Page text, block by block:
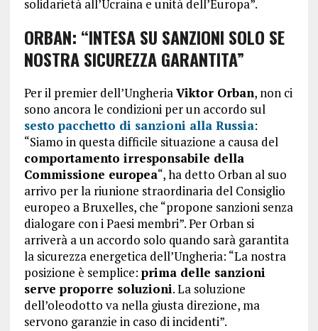
solidarietà all’Ucraina e unità dell’Europa”.
ORBAN: “INTESA SU SANZIONI SOLO SE
NOSTRA SICUREZZA GARANTITA”
Per il premier dell’UngheriaViktor Orban, non ci
sono ancora le condizioni per un accordo sul
sesto pacchetto di sanzioni alla Russia:
“Siamo in questa difficile situazione a causa del
comportamento irresponsabile della
Commissione europea“, ha detto Orban al suo
arrivo per la riunione straordinaria del Consiglio
europeo a Bruxelles, che “propone sanzioni senza
dialogare con i Paesi membri”. Per Orban si
arriverà a un accordo solo quando sarà garantita
la sicurezza energetica dell’Ungheria: “La nostra
posizione è semplice: prima delle sanzioni
serve proporre soluzioni. La soluzione
dell’oleodotto va nella giusta direzione, ma
servono garanzie in caso di incidenti”.